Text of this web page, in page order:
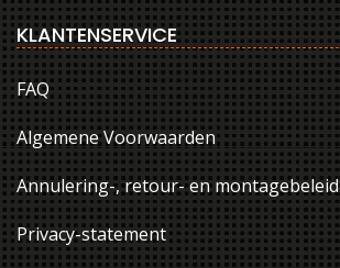
KLANTENSERVICE
FAQ
Algemene Voorwaarden
Annulering-, retour- en montagebeleid
Privacy-statement